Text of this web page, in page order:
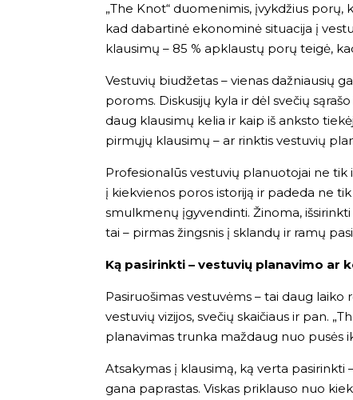
„The Knot“ duomenimis, įvykdžius porų,
kad dabartinė ekonominė situacija į
klausimų – 85 % apklaustų porų teigė,
Vestuvių biudžetas – vienas dažniausių
poroms. Diskusijų kyla ir dėl svečių
daug klausimų kelia ir kaip iš anksto
pirmųjų klausimų – ar rinktis vestuvių
Profesionalūs vestuvių planuotojai ne tik
į kiekvienos poros istoriją ir padeda ne
smulkmenų įgyvendinti. Žinoma,
tai – pirmas žingsnis į sklandų ir ramų
Ką pasirinkti – vestuvių planavimo ar
Pasiruošimas vestuvėms – tai daug
vestuvių vizijos, svečių skaičiaus ir pan.
planavimas trunka maždaug nuo pusės
Atsakymas į klausimą, ką verta
gana paprastas. Viskas priklauso nuo